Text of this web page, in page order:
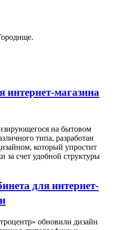
интернет-магазина
на бытовом
типа, разработан
который упростит
счет удобной структуры
для интернет-
обновили дизайн